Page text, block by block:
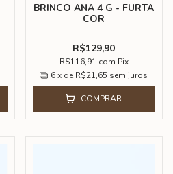
BRINCO ANA 4 G - FURTA
COR
R$129,90
R$116,91 com Pix
6 x de R$21,65 sem juros
COMPRAR